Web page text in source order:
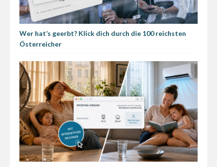
Wer hat’s geerbt? Klick dich durch die 100 reichsten
Österreicher